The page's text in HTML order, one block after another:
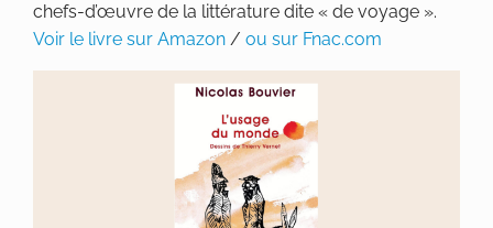
chefs-d’œuvre de la littérature dite « de voyage ».
Voir le livre sur Amazon / ou sur Fnac.com